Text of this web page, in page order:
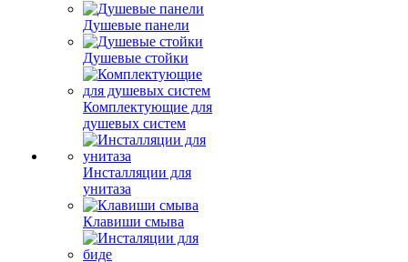
Душевые панели
Душевые стойки
Комплектующие для
душевых систем
Инсталляции для
унитаза
Клавиши смыва